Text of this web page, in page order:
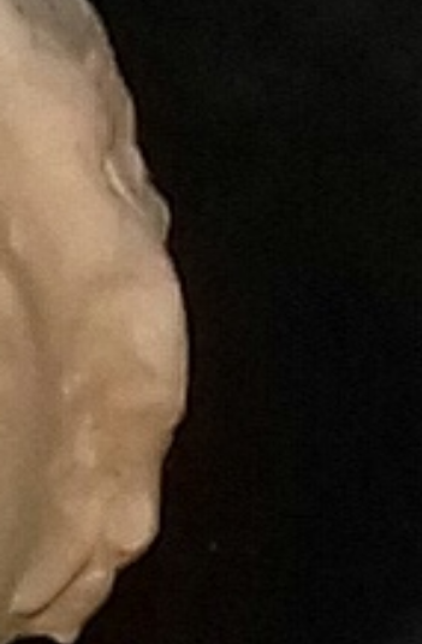
Hit enter to search or ESC to close